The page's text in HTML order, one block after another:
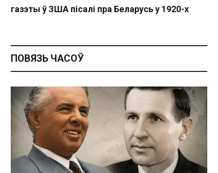
газэты ў ЗША пісалі пра Беларусь у 1920-х
ПОВЯЗЬ ЧАСОЎ